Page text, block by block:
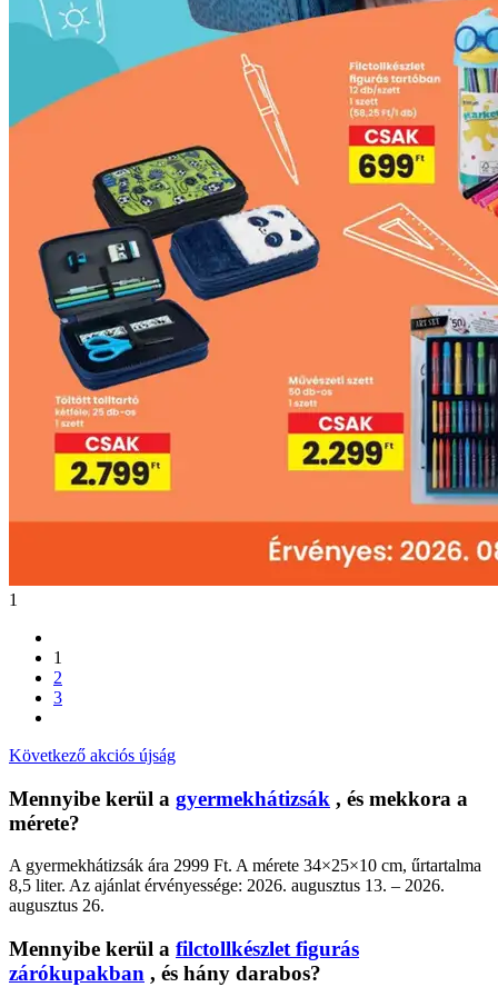
1
1
2
3
Következő akciós újság
Mennyibe kerül a gyermekhátizsák , és mekkora a
mérete?
A gyermekhátizsák ára 2999 Ft. A mérete 34×25×10 cm, űrtartalma
8,5 liter. Az ajánlat érvényessége: 2026. augusztus 13. – 2026.
augusztus 26.
Mennyibe kerül a filctollkészlet figurás
zárókupakban , és hány darabos?